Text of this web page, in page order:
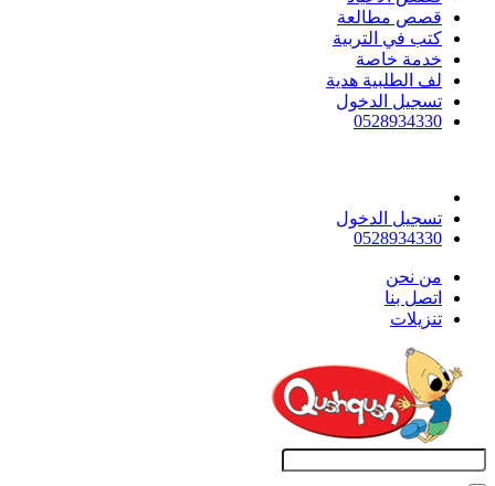
قصص مطالعة
كتب في التربية
خدمة خاصة
لف الطلبية هدية
تسجيل الدخول
0528934330
تسجيل الدخول
0528934330
ﻣﻦ ﻧﺤﻦ
اتصل بنا
تنزيلات